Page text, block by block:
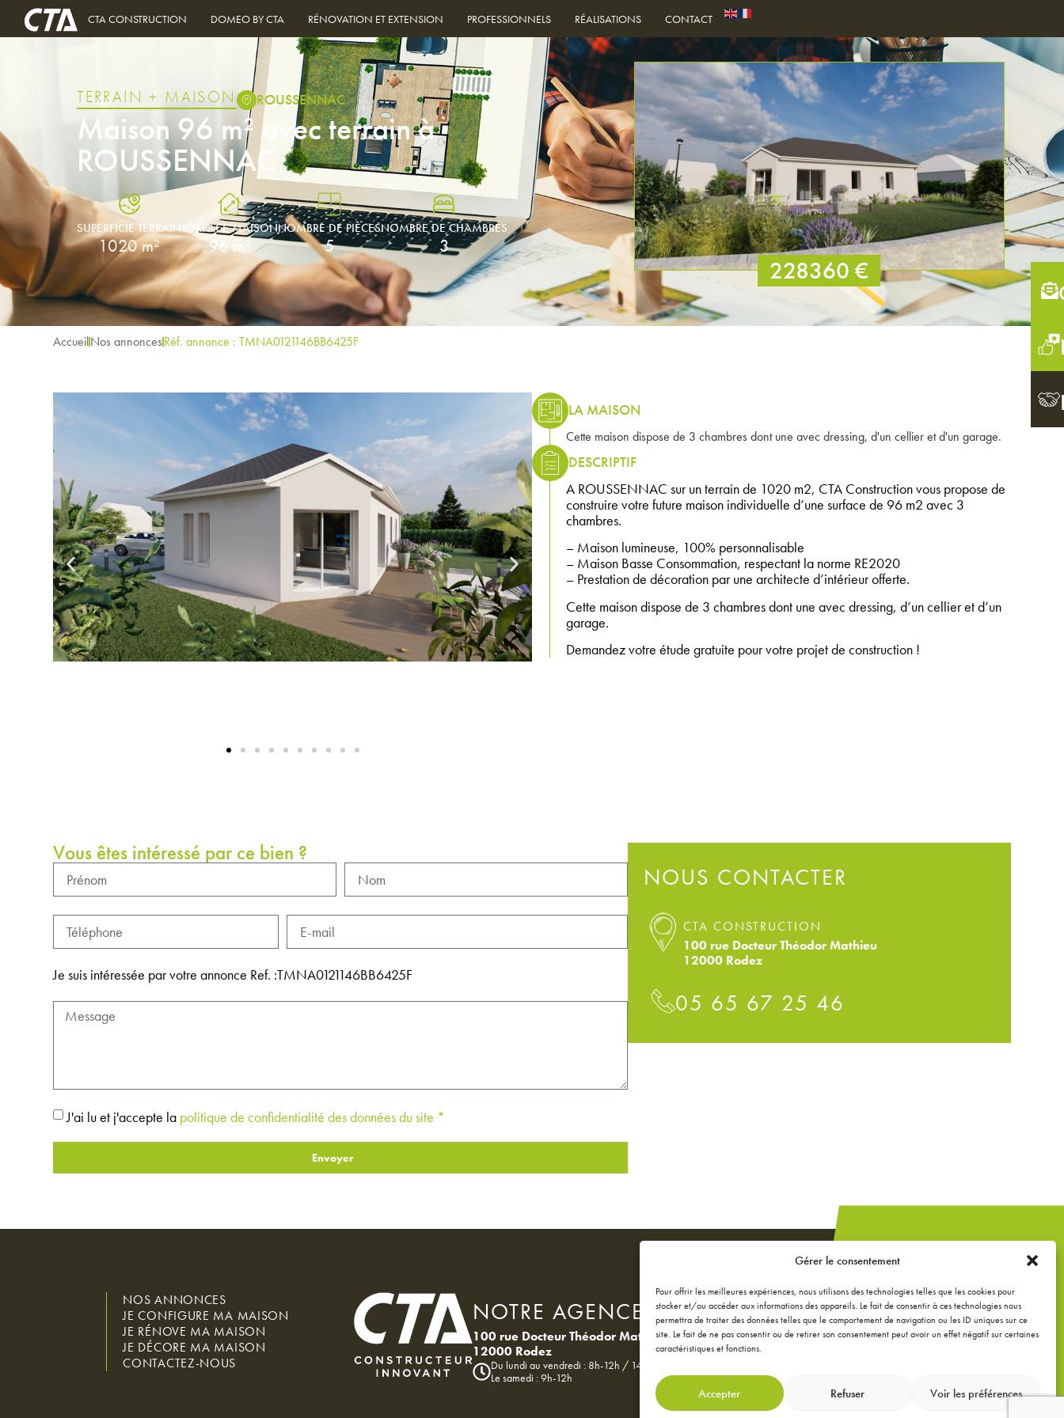
Gérer le consentement
Pour offrir les meilleures expériences, nous utilisons des technologies telles que les cookies pour
stocker et/ou accéder aux informations des appareils. Le fait de consentir à ces technologies nous
permettra de traiter des données telles que le comportement de navigation ou les ID uniques sur ce
site. Le fait de ne pas consentir ou de retirer son consentement peut avoir un effet négatif sur certaines
caractéristiques et fonctions.
Accepter Refuser Voir les préférences
CTA CONSTRUCTION DOMEO BY CTA RÉNOVATION ET EXTENSION PROFESSIONNELS RÉALISATIONS CONTACT
TERRAIN + MAISON ROUSSENNAC
Maison 96 m² avec terrain à
ROUSSENNAC
SUPERFICIE TERRAIN
1020 m²
SURFACE MAISON
96 m²
NOMBRE DE PIÈCES
5
NOMBRE DE CHAMBRES
3
228360 €
AccueilNos annoncesRéf. annonce : TMNA0121146BB6425F
LA MAISON
Cette maison dispose de 3 chambres dont une avec dressing, d'un cellier et d'un garage.
DESCRIPTIF
A ROUSSENNAC sur un terrain de 1020 m2, CTA Construction vous propose de
construire votre future maison individuelle d’une surface de 96 m2 avec 3
chambres.
– Maison lumineuse, 100% personnalisable
– Maison Basse Consommation, respectant la norme RE2020
– Prestation de décoration par une architecte d’intérieur offerte.
Cette maison dispose de 3 chambres dont une avec dressing, d’un cellier et d’un
garage.
Demandez votre étude gratuite pour votre projet de construction !
Vous êtes intéressé par ce bien ?
Je suis intéressée par votre annonce Ref. :TMNA0121146BB6425F
J'ai lu et j'accepte la politique de confidentialité des données du site *
Envoyer
NOUS CONTACTER
CTA CONSTRUCTION
100 rue Docteur Théodor Mathieu
12000 Rodez
05 65 67 25 46
NOS ANNONCES
JE CONFIGURE MA MAISON
JE RÉNOVE MA MAISON
JE DÉCORE MA MAISON
CONTACTEZ-NOUS
NOTRE AGENCE
100 rue Docteur Théodor Mathieu
12000 Rodez
Du lundi au vendredi : 8h-12h / 14h-18h
Le samedi : 9h-12h
Un projet de
extension ou
rénovation ?